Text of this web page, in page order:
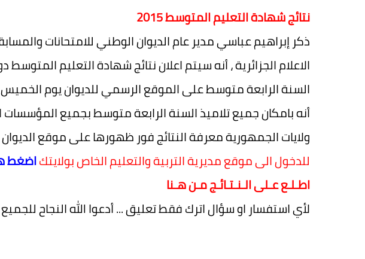
نتائج شهادة التعليم المتوسط 2015
ذكر إبراهيم عباسي مدير عام الديوان الوطني للامتحانات
أنه بامكان جميع تلاميذ السنة الرابعة متوسط بجميع المؤسسات
ولايات الجمهورية معرفة النتائج فور ظهورها على موقع
للدخول الى موقع مديرية التربية والتعليم الخاص بولايتكاضغط
اطـلـع عـلى الـنـتـائـج مـن هـنا
لأي استفسار او سؤال اترك فقط تعليق ... أدعوا الله النجاح للجميع